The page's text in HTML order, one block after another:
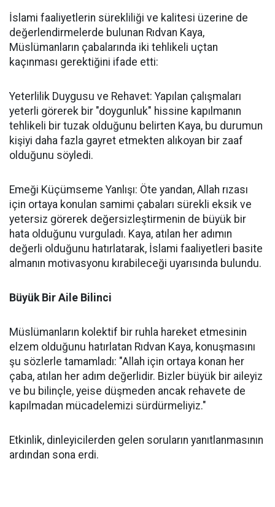
İslami faaliyetlerin sürekliliği ve kalitesi üzerine de
değerlendirmelerde bulunan Rıdvan Kaya,
Müslümanların çabalarında iki tehlikeli uçtan
kaçınması gerektiğini ifade etti:
Yeterlilik Duygusu ve Rehavet: Yapılan çalışmaları
yeterli görerek bir "doygunluk" hissine kapılmanın
tehlikeli bir tuzak olduğunu belirten Kaya, bu durumun
kişiyi daha fazla gayret etmekten alıkoyan bir zaaf
olduğunu söyledi.
Emeği Küçümseme Yanlışı: Öte yandan, Allah rızası
için ortaya konulan samimi çabaları sürekli eksik ve
yetersiz görerek değersizleştirmenin de büyük bir
hata olduğunu vurguladı. Kaya, atılan her adımın
değerli olduğunu hatırlatarak, İslami faaliyetleri basite
almanın motivasyonu kırabileceği uyarısında bulundu.
Büyük Bir Aile Bilinci
Müslümanların kolektif bir ruhla hareket etmesinin
elzem olduğunu hatırlatan Rıdvan Kaya, konuşmasını
şu sözlerle tamamladı: "Allah için ortaya konan her
çaba, atılan her adım değerlidir. Bizler büyük bir aileyiz
ve bu bilinçle, yeise düşmeden ancak rehavete de
kapılmadan mücadelemizi sürdürmeliyiz."
Etkinlik, dinleyicilerden gelen soruların yanıtlanmasının
ardından sona erdi.